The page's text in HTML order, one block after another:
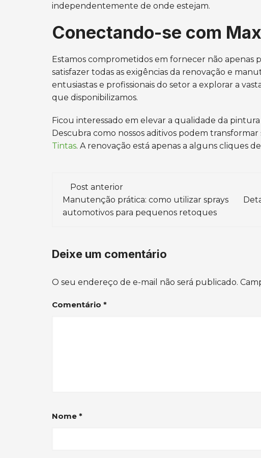
independentemente de onde estejam.
Conectando-se com
Estamos comprometidos em fornecer não apenas
satisfazer todas as exigências da renovação e
entusiastas e profissionais do setor a explorar a
que disponibilizamos.
Ficou interessado em elevar a qualidade da
Descubra como nossos aditivos podem
Tintas. A renovação está apenas a alguns cliques
Navegação
de
post
Post anterior
Manutenção prática: como utilizar sprays
automotivos para pequenos retoques
Deixe um comentário
O seu endereço de e-mail não será publicado.
Comentário *
Nome *